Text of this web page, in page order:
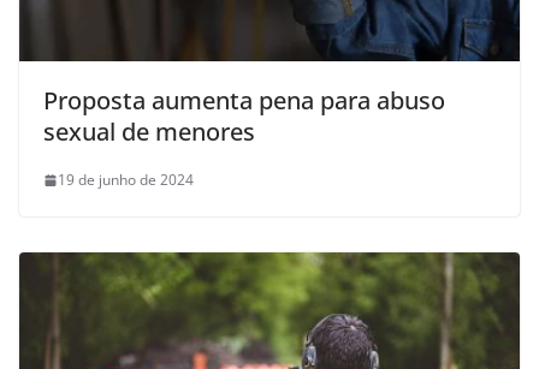
Proposta aumenta pena para abuso
sexual de menores
19 de junho de 2024